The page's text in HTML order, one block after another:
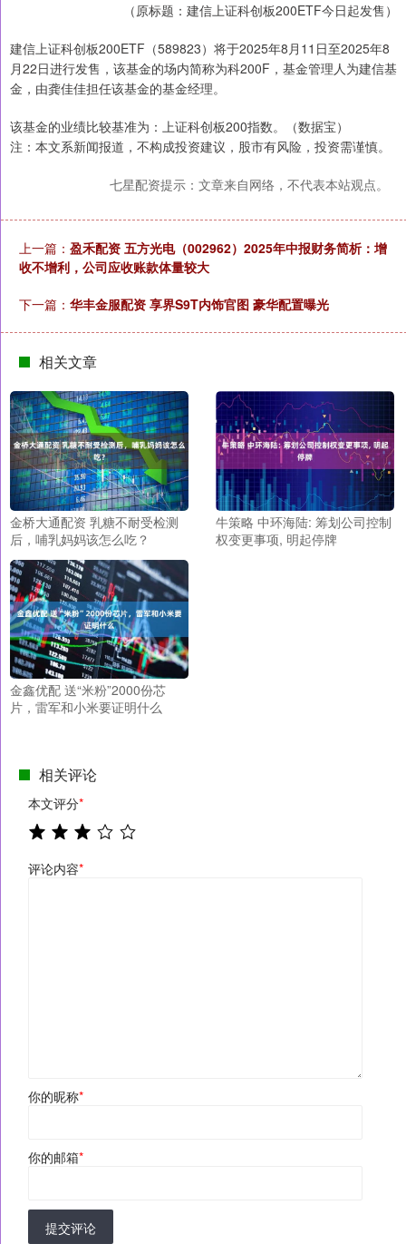
（原标题：建信上证科创板200ETF今日起发售）
建信上证科创板200ETF（589823）将于2025年8月11日至2025年8
月22日进行发售，该基金的场内简称为科200F，基金管理人为建信基
金，由龚佳佳担任该基金的基金经理。
该基金的业绩比较基准为：上证科创板200指数。（数据宝）
注：本文系新闻报道，不构成投资建议，股市有风险，投资需谨慎。
七星配资提示：文章来自网络，不代表本站观点。
上一篇： 盈禾配资 五方光电（002962）2025年中报财务简析：增
收不增利，公司应收账款体量较大
下一篇： 华丰金服配资 享界S9T内饰官图 豪华配置曝光
相关文章
金桥大通配资 乳糖不耐受检测
后，哺乳妈妈该怎么吃？
牛策略 中环海陆: 筹划公司控制
权变更事项, 明起停牌
金鑫优配 送“米粉”2000份芯
片，雷军和小米要证明什么
相关评论
本文评分*
评论内容*
你的昵称*
你的邮箱*
提交评论